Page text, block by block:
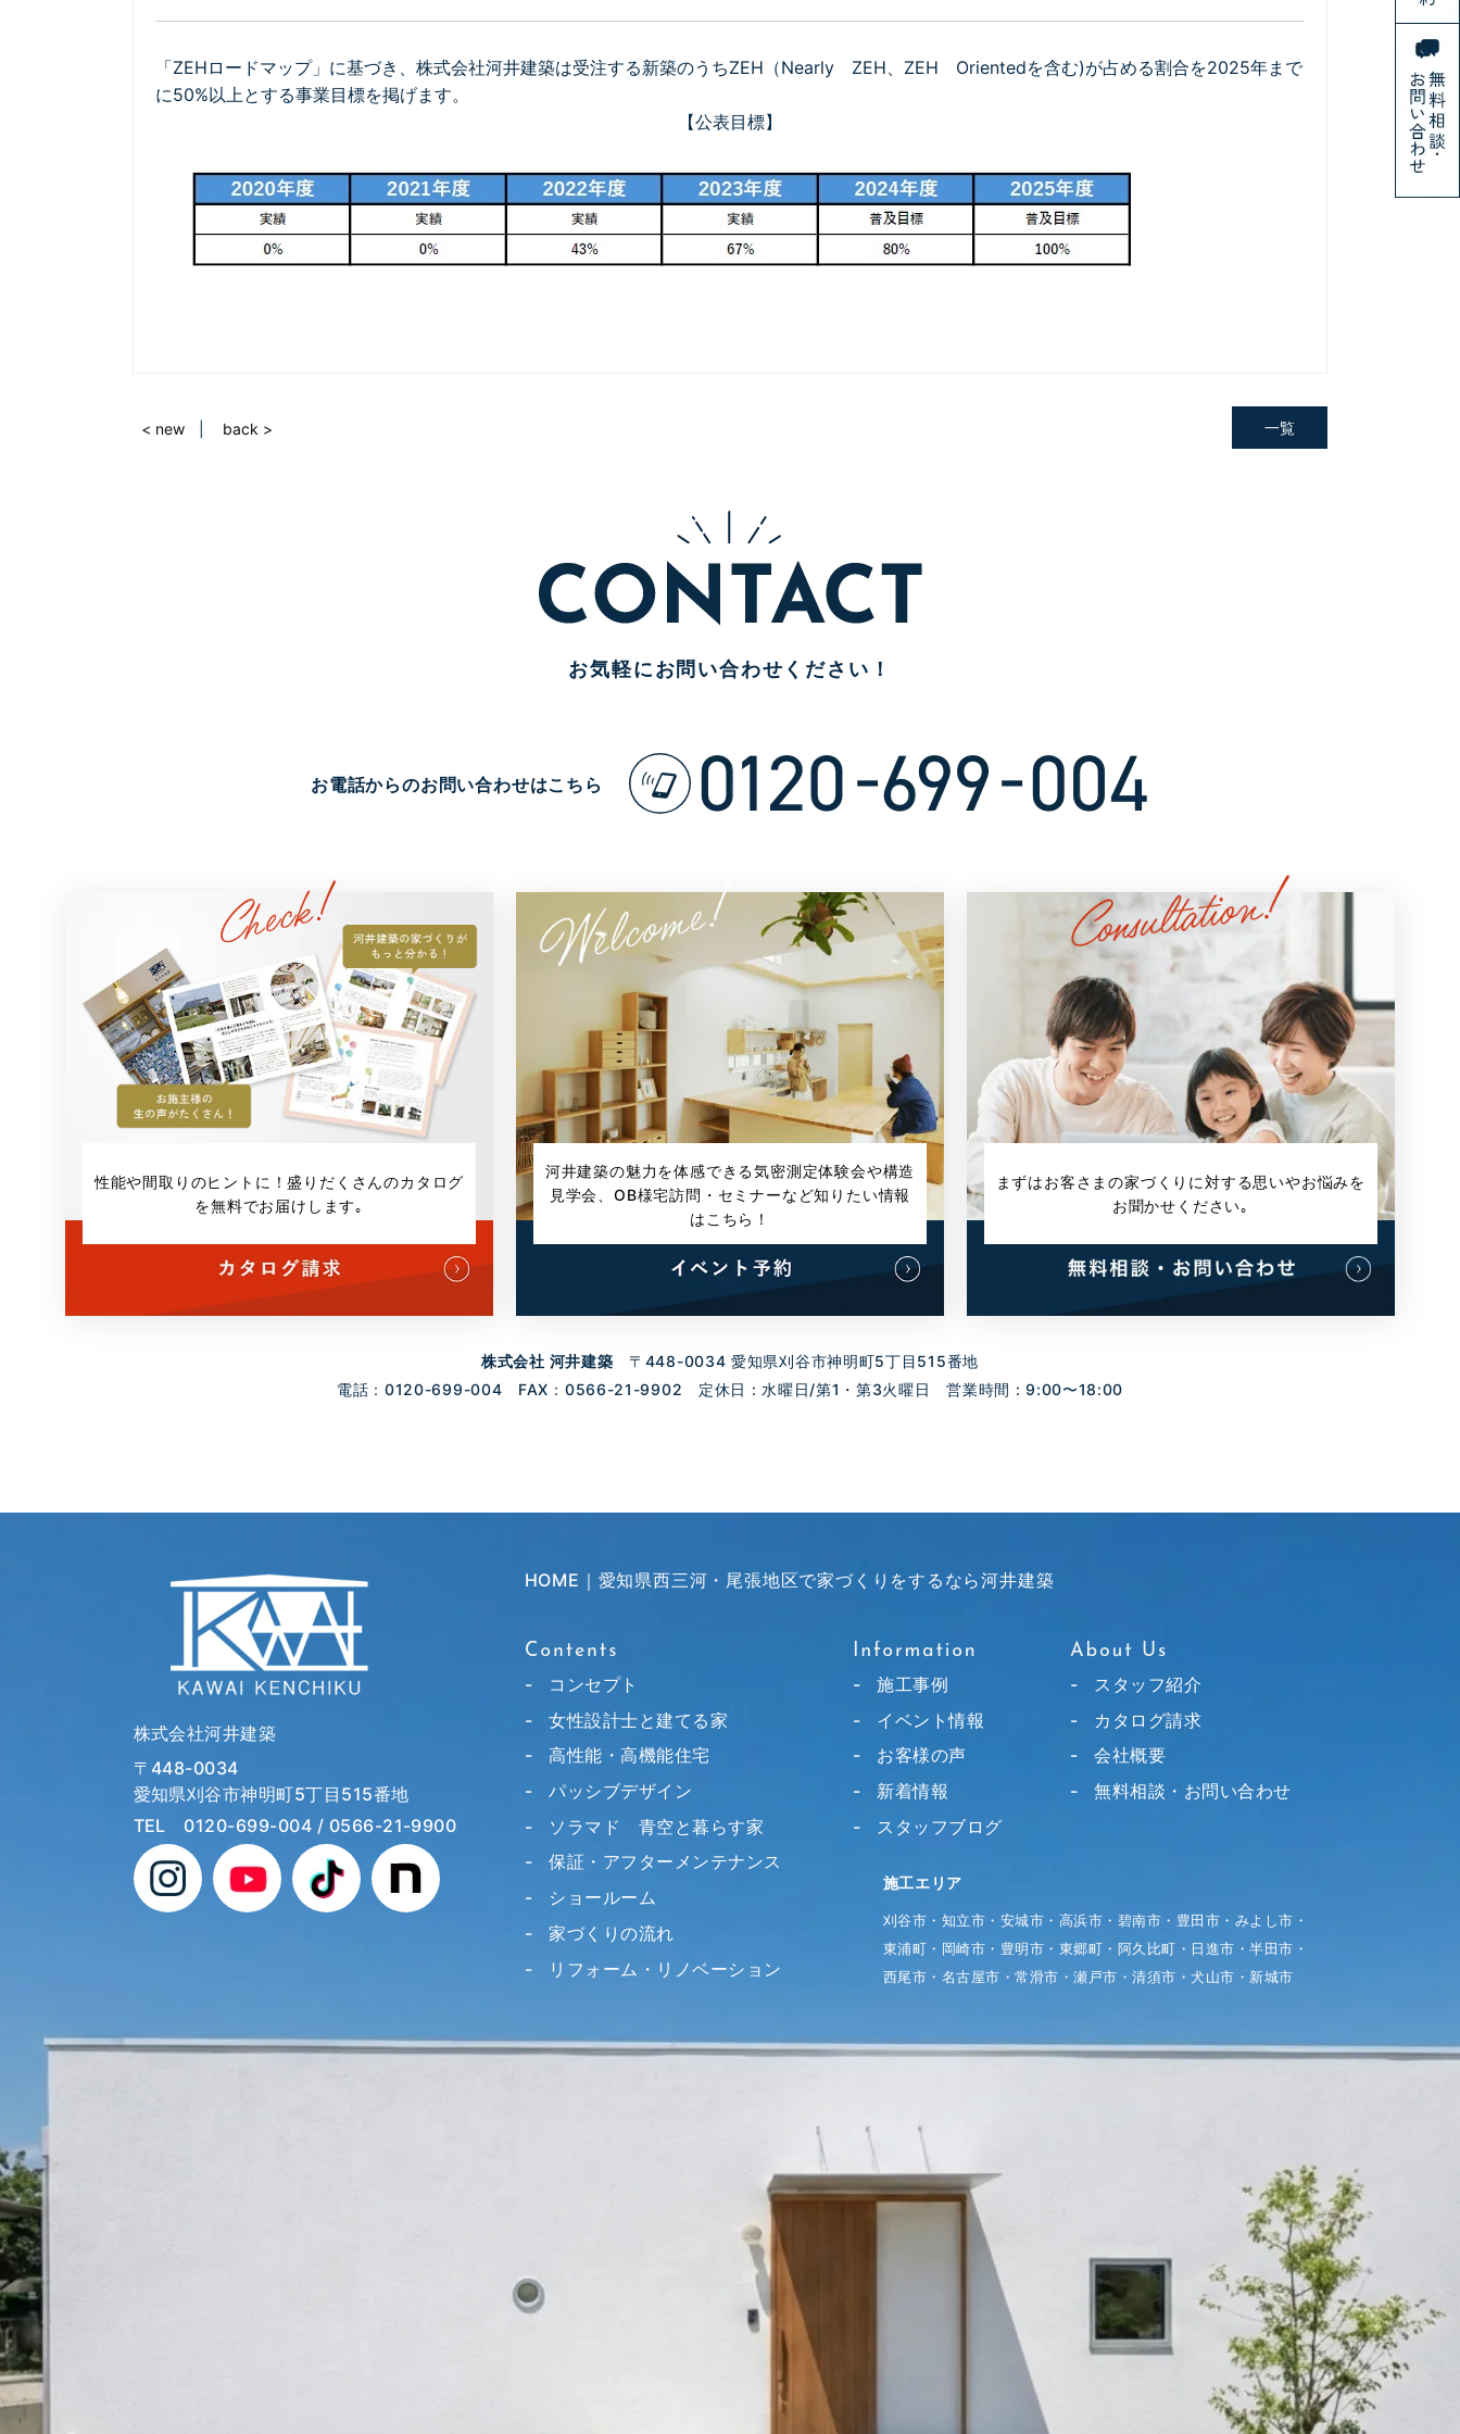
「ZEHロードマップ」に基づき、株式会社河井建築は受注する新築のうちZEH（Nearly ZEH、ZEH Orientedを含む)が占める割合を2025年まで
に50%以上とする事業目標を掲げます。
【公表目標】
一覧
< new back >
お気軽にお問い合わせください！
お電話からのお問い合わせはこちら
性能や間取りのヒントに！盛りだくさんのカタログ
を無料でお届けします｡
河井建築の魅力を体感できる気密測定体験会や構造
見学会、 OB様宅訪問・セミナーなど知りたい情報
はこちら！
まずはお客さまの家づくりに対する思いやお悩みを
お聞かせください｡
株式会社 河井建築 〒448-0034 愛知県刈谷市神明町5丁目515番地
電話：0120-699-004 FAX：0566-21-9902 定休日 : 水曜日/第1・第3火曜日 営業時間 : 9:00〜18:00
株式会社河井建築
〒448-0034
愛知県刈谷市神明町5丁目515番地
TEL 0120-699-004 / 0566-21-9900
HOME｜愛知県西三河・尾張地区で家づくりをするなら河井建築
コンセプト
女性設計士と建てる家
高性能・高機能住宅
パッシブデザイン
ソラマド 青空と暮らす家
保証・アフターメンテナンス
ショールーム
家づくりの流れ
リフォーム・リノベーション
施工事例
イベント情報
お客様の声
新着情報
スタッフブログ
スタッフ紹介
カタログ請求
会社概要
無料相談・お問い合わせ
施工エリア
刈谷市・知立市・安城市・高浜市・碧南市・豊田市・みよし市・
東浦町・岡崎市・豊明市・東郷町・阿久比町・日進市・半田市・
西尾市・名古屋市・常滑市・瀬戸市・清須市・犬山市・新城市